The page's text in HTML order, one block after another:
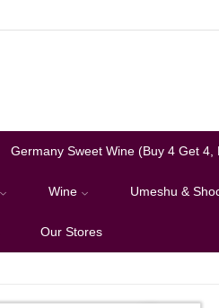
Germany Sweet Wine (Buy 4 Get 4,
Wine Umeshu &
Our Stores